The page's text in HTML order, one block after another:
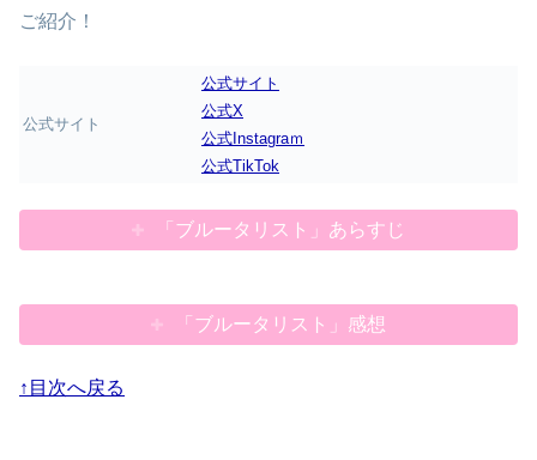
ご紹介！
公式サイト
公式サイト
公式X
公式Instagraｍ
公式TikTok
「ブルータリスト」あらすじ
「ブルータリスト」感想
↑目次へ戻る